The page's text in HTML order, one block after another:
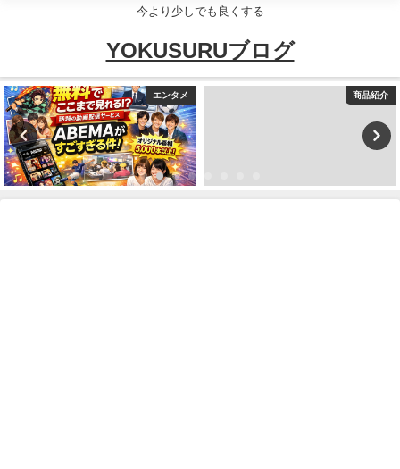
今より少しでも良くする
YOKUSURUブログ
エンタメ 商品紹介